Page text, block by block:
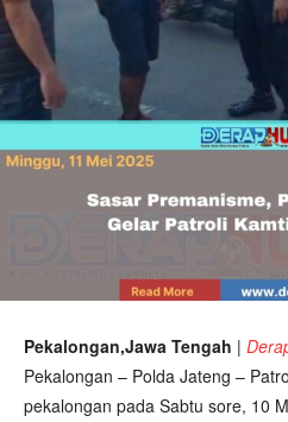
Pekalongan,Jawa Tengah |
Pekalongan – Polda Jateng –
pekalongan pada Sabtu sore, 10